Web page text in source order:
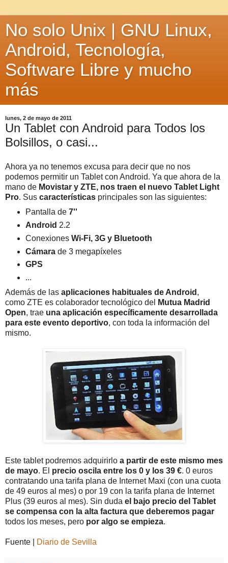
No solo Unix | GNU Linux,
Android, Tecnología,
Software Libre y mucho
más
lunes, 2 de mayo de 2011
Un Tablet con Android para Todos los
Bolsillos, o casi...
Ahora ya no tenemos excusa para decir que no nos
podemos permitir un Tablet con Android. Ya que ahora de la
mano de Movistar y ZTE, nos traen el nuevo Tablet Light
Pro. Sus características principales son las siguientes:
Pantalla de 7''
Android 2.2
Conexiones Wi-Fi, 3G y Bluetooth
Cámarade 3 megapíxeles
GPS
...
Además de las aplicaciones habituales de Android ,
como ZTE es colaborador tecnológico del
Mutua Madrid
Open, trae una aplicación específicamente desarrollada
para este evento deportivo, con toda la información del
mismo.
Este tablet podremos adquirirlo a partir de este mismo mes
de mayo. El precio oscila entre los 0 y los 39 €. 0 euros
contratando una tarifa plana de Internet Maxi (con una cuota
de 49 euros al mes) o por 19 con la tarifa plana de Internet
Plus (39 euros al mes). Sin duda el bajo precio del Tablet
se compensa con la alta factura que deberemos pagar
todos los meses, pero por algo se empieza.
Fuente | Diario de Sevilla